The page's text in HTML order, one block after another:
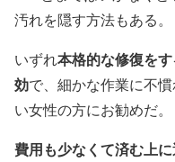
汚れを隠す方法もある。
いずれ本格的な修復を
効で、細かな作業に不
い女性の方にお勧めだ。
費用も少なくて済む上